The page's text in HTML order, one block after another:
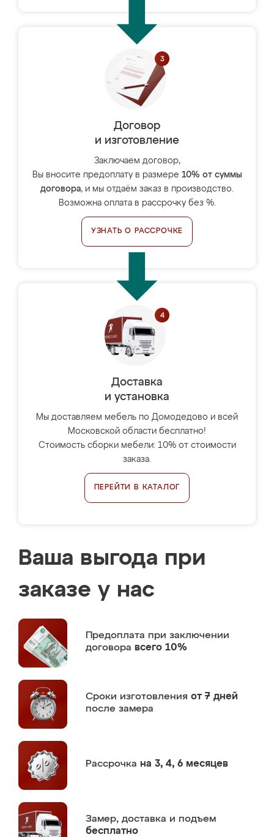
Договор
и изготовление
Заключаем договор,
Вы вносите предоплату в размере 10% от суммы
договора, и мы отдаём заказ в производство.
Возможна оплата в рассрочку без %.
УЗНАТЬ О РАССРОЧКЕ
Доставка
и установка
Мы доставляем мебель по Домодедово и всей
Московской области бесплатно!
Стоимость сборки мебели: 10% от стоимости
заказа.
ПЕРЕЙТИ В КАТАЛОГ
Ваша выгода при
заказе у нас
Предоплата при заключении
договора всего 10%
Сроки изготовления от 7 дней
после замера
Рассрочка на 3, 4, 6 месяцев
Замер, доставка и подъем
бесплатно